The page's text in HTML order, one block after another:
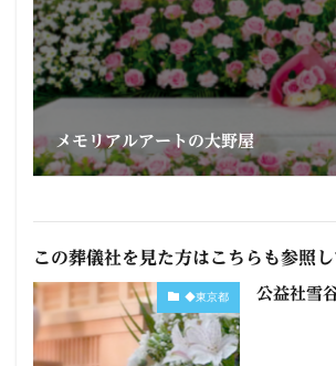
メモリアルアートの大野屋
この葬儀社を見た方はこちらも参照
◆東京都 公益社雪